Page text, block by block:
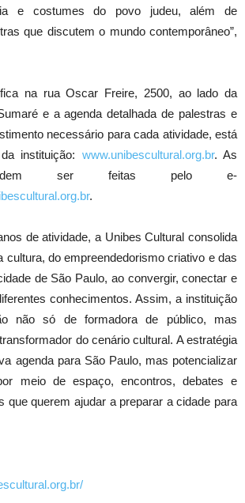
e costumes do povo judeu, além de
que discutem o mundo contemporâneo”,
na rua Oscar Freire, 2500, ao lado da
e a agenda detalhada de palestras e
necessário para cada atividade, está
instituição: www.unibescultural.org.br. As
ser feitas pelo e-
.
de atividade, a Unibes Cultural consolida
cultura, do empreendedorismo criativo e das
de São Paulo, ao convergir, conectar e
conhecimentos. Assim, a instituição
não só de formadora de público, mas
do cenário cultural. A estratégia
agenda para São Paulo, mas potencializar
meio de espaço, encontros, debates e
que querem ajudar a preparar a cidade para